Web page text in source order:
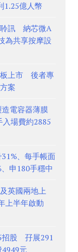
億人幣
聆訊 納芯微A
為共享按摩設
板上市 後者專
案
造電容器薄膜
場費約2885
、每手帳面
申180手穩中
英國兩地上
上半年啟動
招股 孖展291
元